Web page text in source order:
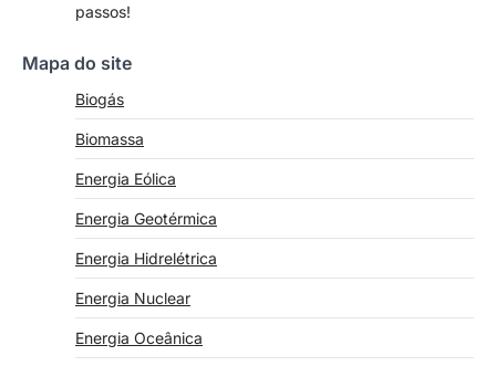
passos!
Mapa do site
Biogás
Biomassa
Energia Eólica
Energia Geotérmica
Energia Hidrelétrica
Energia Nuclear
Energia Oceânica